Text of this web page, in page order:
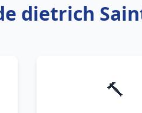
dietrich
🔨